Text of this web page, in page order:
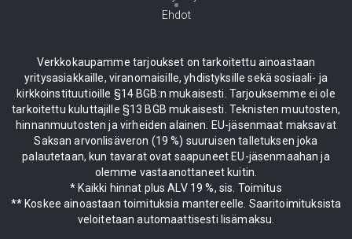
Ehdot
Verkkokaupamme tarjoukset on tarkoitettu ainoastaan
yritysasiakkaille, viranomaisille, yhdistyksille sekä sosiaali- ja
kirkkoinstituutioille §14 BGB:n mukaisesti. Tarjouksemme ei ole
tarkoitettu kuluttajille §13 BGB mukaisesti. Teknisten muutosten,
hinnanmuutosten ja virheiden alainen. EU-jäsenmaat maksavat
Saksan arvonlisäveron (19 %) suuruisen talletuksen joka
palautetaan, kun tavarat ovat saapuneet EU-jäsenmaahan ja
olemme vastaanottaneet kuitin.
* Kaikki hinnat plus ALV 19 %, sis. Toimitus
** Koskee ainoastaan toimituksia mantereelle. Saaritoimituksista
veloitetaan automaattisesti lisämaksu.